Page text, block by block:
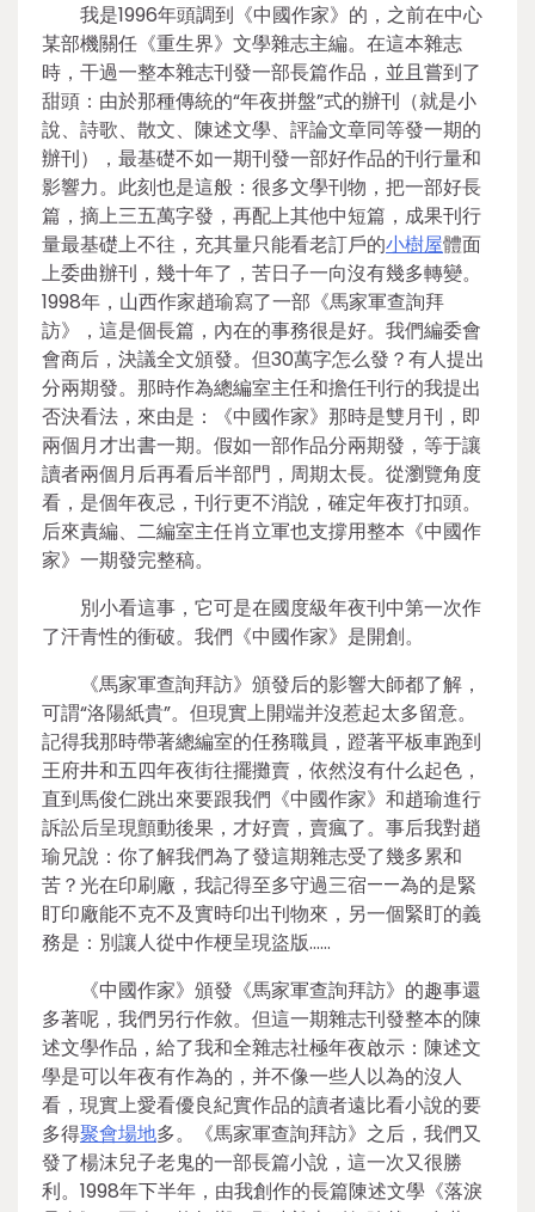
我是1996年頭調到《中國作家》的，之前在中心
某部機關任《重生界》文學雜志主編。在這本雜志
時，干過一整本雜志刊發一部長篇作品，並且嘗到了
甜頭：由於那種傳統的“年夜拼盤”式的辦刊（就是小
說、詩歌、散文、陳述文學、評論文章同等發一期的
辦刊），最基礎不如一期刊發一部好作品的刊行量和
影響力。此刻也是這般：很多文學刊物，把一部好長
篇，摘上三五萬字發，再配上其他中短篇，成果刊行
量最基礎上不往，充其量只能看老訂戶的小樹屋體面
上委曲辦刊，幾十年了，苦日子一向沒有幾多轉變。
1998年，山西作家趙瑜寫了一部《馬家軍查詢拜
訪》，這是個長篇，內在的事務很是好。我們編委會
會商后，決議全文頒發。但30萬字怎么發？有人提出
分兩期發。那時作為總編室主任和擔任刊行的我提出
否決看法，來由是：《中國作家》那時是雙月刊，即
兩個月才出書一期。假如一部作品分兩期發，等于讓
讀者兩個月后再看后半部門，周期太長。從瀏覽角度
看，是個年夜忌，刊行更不消說，確定年夜打扣頭。
后來責編、二編室主任肖立軍也支撐用整本《中國作
家》一期發完整稿。
別小看這事，它可是在國度級年夜刊中第一次作
了汗青性的衝破。我們《中國作家》是開創。
《馬家軍查詢拜訪》頒發后的影響大師都了解，
可謂“洛陽紙貴”。但現實上開端并沒惹起太多留意。
記得我那時帶著總編室的任務職員，蹬著平板車跑到
王府井和五四年夜街往擺攤賣，依然沒有什么起色，
直到馬俊仁跳出來要跟我們《中國作家》和趙瑜進行
訴訟后呈現顫動後果，才好賣，賣瘋了。事后我對趙
瑜兄說：你了解我們為了發這期雜志受了幾多累和
苦？光在印刷廠，我記得至多守過三宿——為的是緊
盯印廠能不克不及實時印出刊物來，另一個緊盯的義
務是：別讓人從中作梗呈現盜版……
《中國作家》頒發《馬家軍查詢拜訪》的趣事還
多著呢，我們另行作敘。但這一期雜志刊發整本的陳
述文學作品，給了我和全雜志社極年夜啟示：陳述文
學是可以年夜有作為的，并不像一些人以為的沒人
看，現實上愛看優良紀實作品的讀者遠比看小說的要
多得聚會場地多。《馬家軍查詢拜訪》之后，我們又
發了楊沫兒子老鬼的一部長篇小說，這一次又很勝
利。1998年下半年，由我創作的長篇陳述文學《落淚